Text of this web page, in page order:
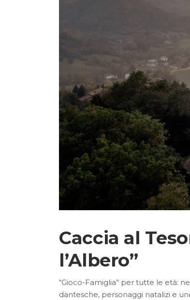
Caccia al
l’Albero”
“Gioco-Famiglia” per tutte le età:
dantesche, personaggi natalizi e